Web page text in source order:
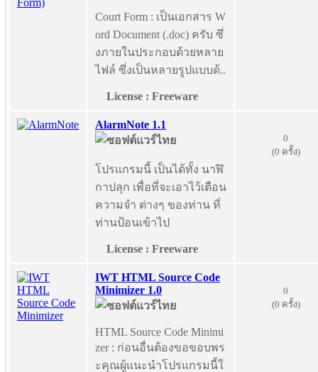
Court Form : เป็นเอกสาร W
ord Document (.doc) ครับ ซึ่
งภายในประกอบด้วยหลาย
ไฟล์ ซึ่งเป็นหลายรูปแบบด้..
License : Freeware
AlarmNote 1.1
โปรแกรมนี้ เป็นได้ทั้ง นาฬิ
กาปลุก เพื่อที่จะเอาไว้เตือน
ความจำ ต่างๆ ของท่าน ที่
ท่านป้อนเข้าไป
License : Freeware
0
(0 ครั้ง)
IWT HTML Source Code
Minimizer 1.0
HTML Source Code Minimi
zer : ก่อนอื่นต้องขอขอบพร
ะคุณผู้แนะนำโปรแกรมนี้ใ
0
(0 ครั้ง)